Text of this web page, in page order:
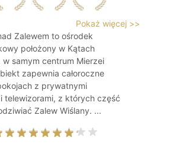
Pokaż więcej >>
Zalewem to ośrodek
położony w Kątach
w samym centrum Mierzei
zapewnia całoroczne
z prywatnymi
i telewizorami, z których część
Zalew Wiślany. ...